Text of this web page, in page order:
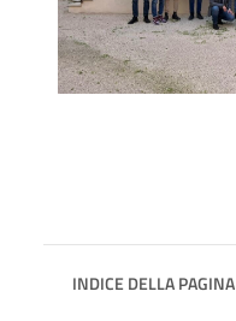
INDICE DELLA PAGINA